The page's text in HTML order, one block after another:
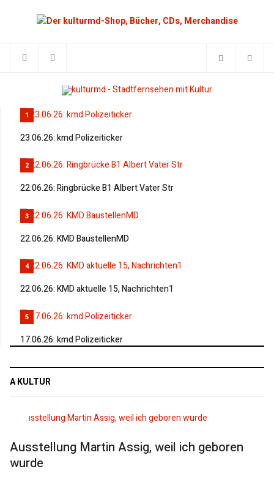
1
23.06.26: kmd Polizeiticker
2
22.06.26: Ringbrücke B1 Albert Vater Str
3
22.06.26: KMD BaustellenMD
4
22.06.26: KMD aktuelle 15, Nachrichten1
5
17.06.26: kmd Polizeiticker
A KULTUR
Ausstellung Martin Assig, weil ich geboren
wurde